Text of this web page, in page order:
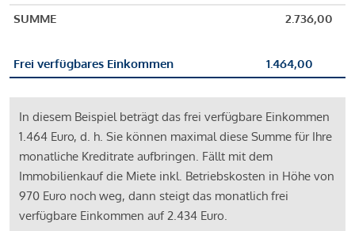
SUMME
2.736,00
Frei verfügbares Einkommen 1.464,00
In diesem Beispiel beträgt das frei verfügbare Einkommen
1.464 Euro, d. h. Sie können maximal diese Summe für Ihre
monatliche Kreditrate aufbringen. Fällt mit dem
Immobilienkauf die Miete inkl. Betriebskosten in Höhe von
970 Euro noch weg, dann steigt das monatlich frei
verfügbare Einkommen auf 2.434 Euro.